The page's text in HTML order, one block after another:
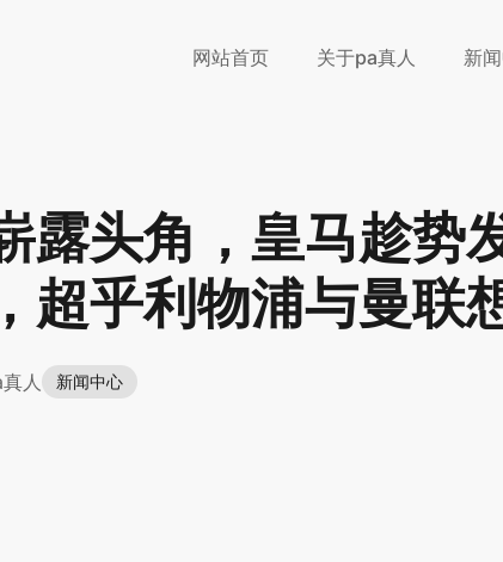
网站首页 关于pa真人 新
露头角，皇马趁势
超乎利物浦与曼联
人 新闻中心